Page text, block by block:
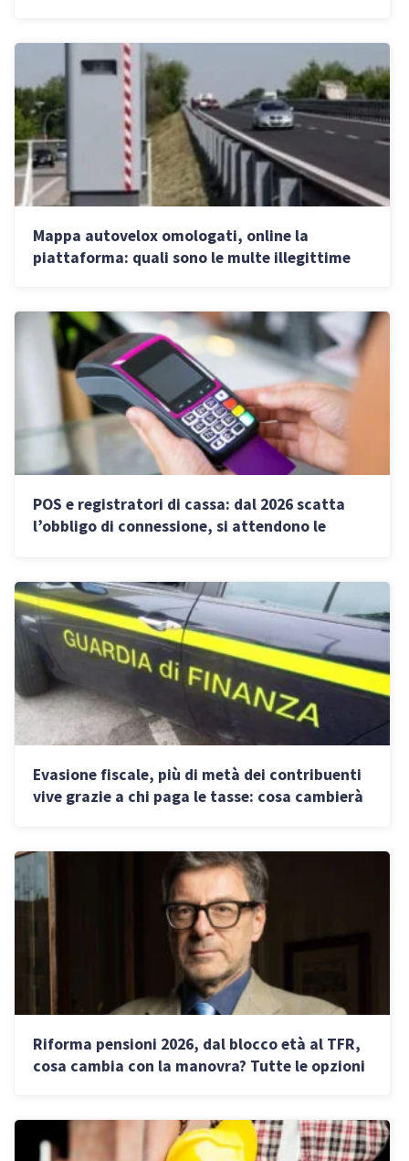
Mappa autovelox omologati, online la
piattaforma: quali sono le multe illegittime
POS e registratori di cassa: dal 2026 scatta
l’obbligo di connessione, si attendono le
Evasione fiscale, più di metà dei contribuenti
vive grazie a chi paga le tasse: cosa cambierà
Riforma pensioni 2026, dal blocco età al TFR,
cosa cambia con la manovra? Tutte le opzioni